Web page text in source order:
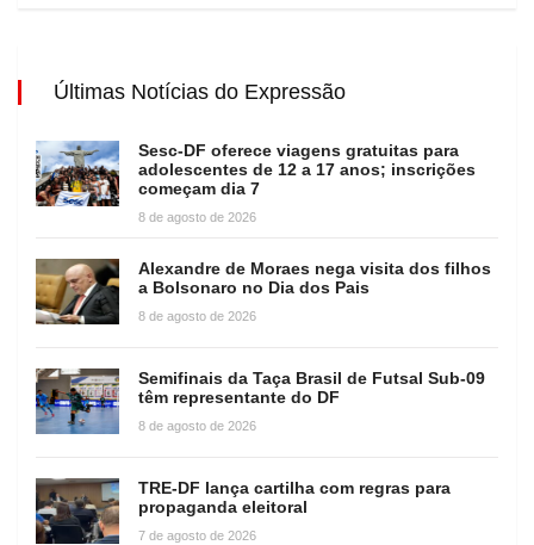
Últimas Notícias do Expressão
Sesc-DF oferece viagens gratuitas para
adolescentes de 12 a 17 anos; inscrições
começam dia 7
8 de agosto de 2026
Alexandre de Moraes nega visita dos filhos
a Bolsonaro no Dia dos Pais
8 de agosto de 2026
Semifinais da Taça Brasil de Futsal Sub-09
têm representante do DF
8 de agosto de 2026
TRE-DF lança cartilha com regras para
propaganda eleitoral
7 de agosto de 2026